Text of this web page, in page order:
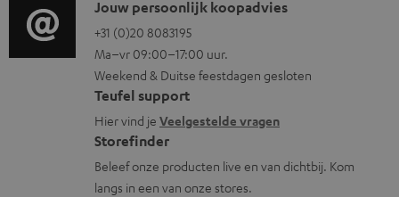
e
i
n
f
o
r
m
i
o
g
l
o
s
s
C
o
n
t
a
c
t
Jouw persoonlijk koopadvies
+31 (0)20 8083195
Ma–vr 09:00–17:00 uur.
Weekend & Duitse feestdagen gesloten
Teufel support
Hier vind je Veelgestelde vragen
Storefinder
Beleef onze producten live en van dichtbij. Kom
langs in een van onze stores.